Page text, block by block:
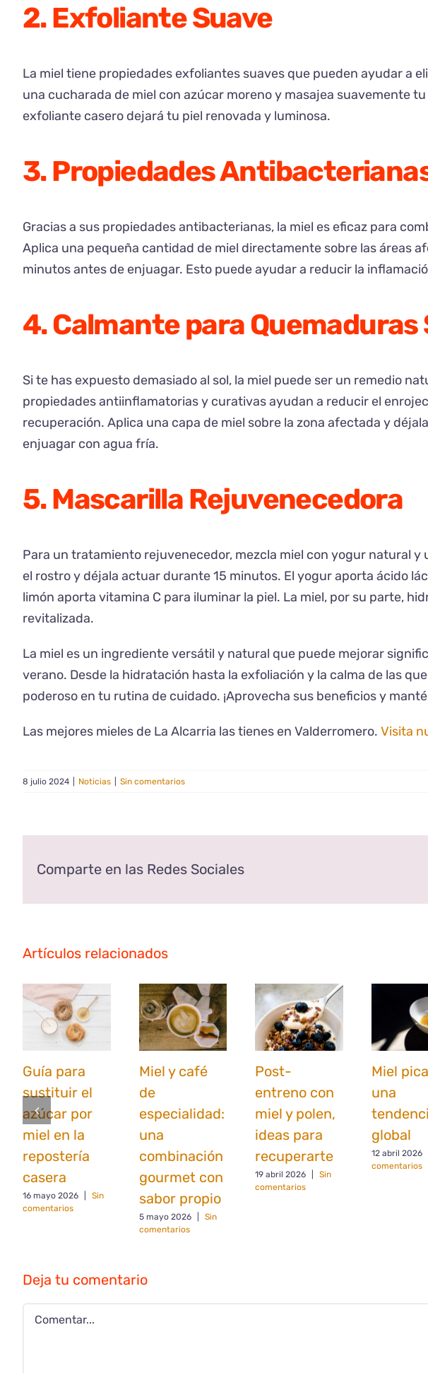
2. Exfoliante Suave
La miel tiene propiedades exfoliantes suaves que pueden ayudar a
una cucharada de miel con azúcar moreno y masajea suavemente
exfoliante casero dejará tu piel renovada y luminosa.
3. Propiedades
Gracias a sus propiedades antibacterianas, la miel es eficaz para
Aplica una pequeña cantidad de miel directamente sobre las áreas
minutos antes de enjuagar. Esto puede ayudar a reducir la
4. Calmante para Quemaduras
Si te has expuesto demasiado al sol, la miel puede ser un remedio
propiedades antiinflamatorias y curativas ayudan a reducir el
recuperación. Aplica una capa de miel sobre la zona afectada y
enjuagar con agua fría.
5. Mascarilla Rejuvenecedora
Para un tratamiento rejuvenecedor, mezcla miel con yogur natural y
el rostro y déjala actuar durante 15 minutos. El yogur aporta ácido
limón aporta vitamina C para iluminar la piel. La miel, por su parte,
revitalizada.
La miel es un ingrediente versátil y natural que puede mejorar
verano. Desde la hidratación hasta la exfoliación y la calma de las
poderoso en tu rutina de cuidado. ¡Aprovecha sus beneficios y
Las mejores mieles de La Alcarria las tienes en Valderromero. Visita
8 julio 2024 Noticias Sin comentarios
Comparte en las Redes Sociales
Artículos relacionados
Guía para
sustituir el
azúcar por
miel en la
repostería
casera
16 mayo 2026
Sin
comentarios
Miel y café
de
especialidad:
una
combinación
gourmet con
sabor propio
5 mayo 2026
Sin
comentarios
Post-
entreno con
miel y polen,
ideas para
recuperarte
19 abril 2026
Sin
comentarios
Miel
una
global
12 abril 2026
comentarios
Deja tu comentario
Comentar